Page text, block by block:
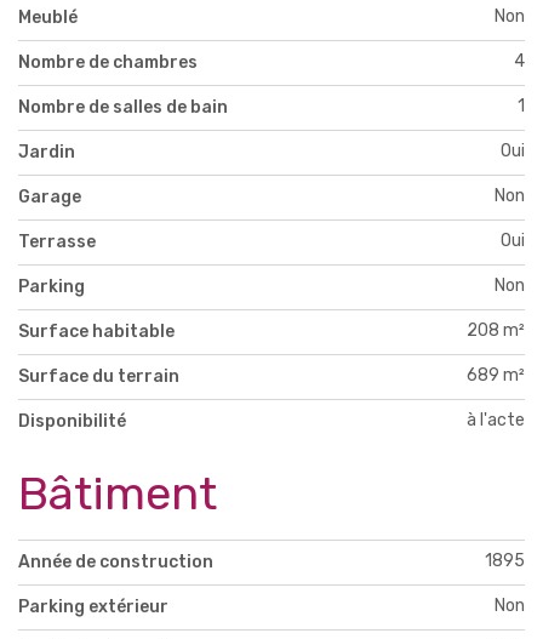
Meublé Non
Nombre de chambres 4
Nombre de salles de bain 1
Jardin Oui
Garage Non
Terrasse Oui
Parking Non
Surface habitable 208 m²
Surface du terrain 689 m²
Disponibilité à l'acte
Bâtiment
Année de construction 1895
Parking extérieur Non